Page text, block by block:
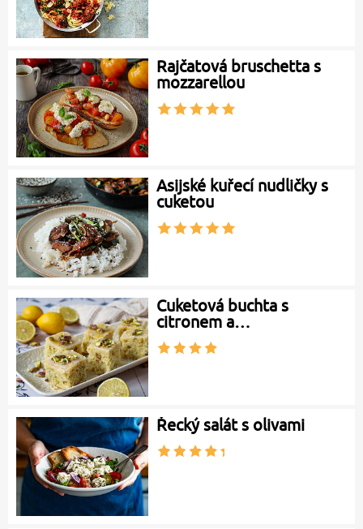
Rajčatová bruschetta s
mozzarellou
Asijské kuřecí nudličky s
cuketou
Cuketová buchta s
citronem a…
Řecký salát s olivami